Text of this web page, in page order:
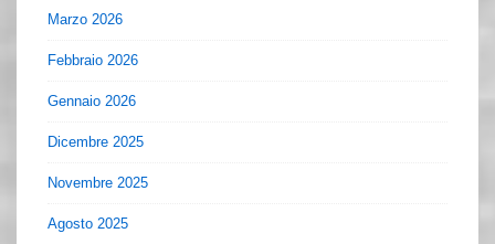
Marzo 2026
Febbraio 2026
Gennaio 2026
Dicembre 2025
Novembre 2025
Agosto 2025